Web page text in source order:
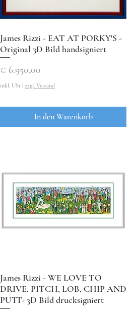
James Rizzi - EAT AT PORKY'S -
Original 3D Bild handsigniert
Preis
€ 6.950,00
inkl. USt zzgl. Versand
In den Warenkorb
James Rizzi - WE LOVE TO
DRIVE, PITCH, LOB, CHIP AND
PUTT- 3D Bild drucksigniert